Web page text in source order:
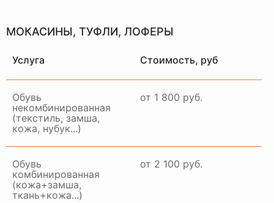
МОКАСИНЫ, ТУФЛИ, ЛОФЕРЫ
Услуга Стоимость, руб
Обувь
некомбинированная
(текстиль, замша,
кожа, нубук...)
от 1 800 руб.
Обувь
комбинированная
(кожа+замша,
ткань+кожа...)
от 2 100 руб.